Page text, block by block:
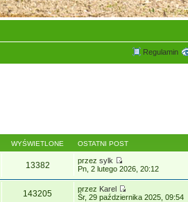
Regulamin
WYŚWIETLONE OSTATNI POST
13382 przezsylk
Pn, 2 lutego 2026, 20:12
143205 przez Karel
Śr, 29 października 2025, 09:54